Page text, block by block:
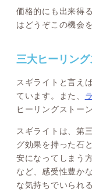
価格的にも出来得
はどうぞこの機会
三大ヒーリン
スギライトと言え
ています。また、
ヒーリングストー
スギライトは、第
グ効果を持った石
安になってしまう
など、感受性豊か
な気持ちでいられ